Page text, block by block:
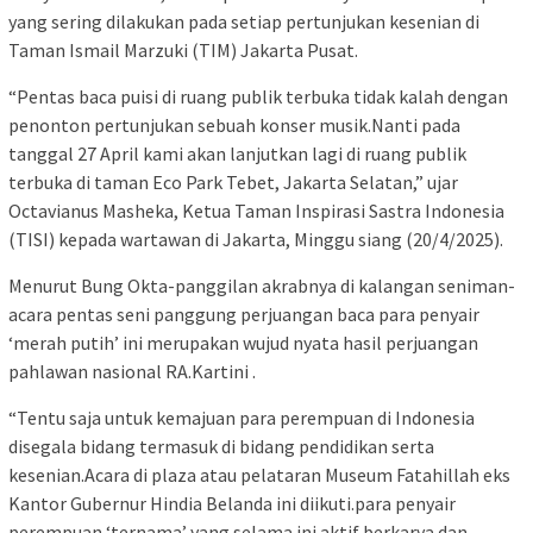
yang sering dilakukan pada setiap pertunjukan kesenian di
Taman Ismail Marzuki (TIM) Jakarta Pusat.
“Pentas baca puisi di ruang publik terbuka tidak kalah dengan
penonton pertunjukan sebuah konser musik.Nanti pada
tanggal 27 April kami akan lanjutkan lagi di ruang publik
terbuka di taman Eco Park Tebet, Jakarta Selatan,” ujar
Octavianus Masheka, Ketua Taman Inspirasi Sastra Indonesia
(TISI) kepada wartawan di Jakarta, Minggu siang (20/4/2025).
Menurut Bung Okta-panggilan akrabnya di kalangan seniman-
acara pentas seni panggung perjuangan baca para penyair
‘merah putih’ ini merupakan wujud nyata hasil perjuangan
pahlawan nasional RA.Kartini .
“Tentu saja untuk kemajuan para perempuan di Indonesia
disegala bidang termasuk di bidang pendidikan serta
kesenian.Acara di plaza atau pelataran Museum Fatahillah eks
Kantor Gubernur Hindia Belanda ini diikuti.para penyair